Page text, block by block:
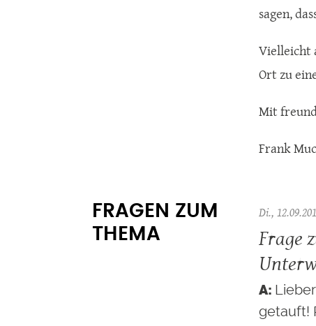
sagen,
Vielleicht
Ort zu
Mit
Frank
FRAGEN ZUM
THEMA
Di.,
Frage
getauft!